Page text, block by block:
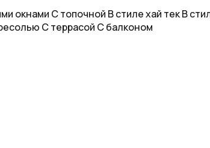
окнами С топочной В стиле хай текВ
С террасой С балконом